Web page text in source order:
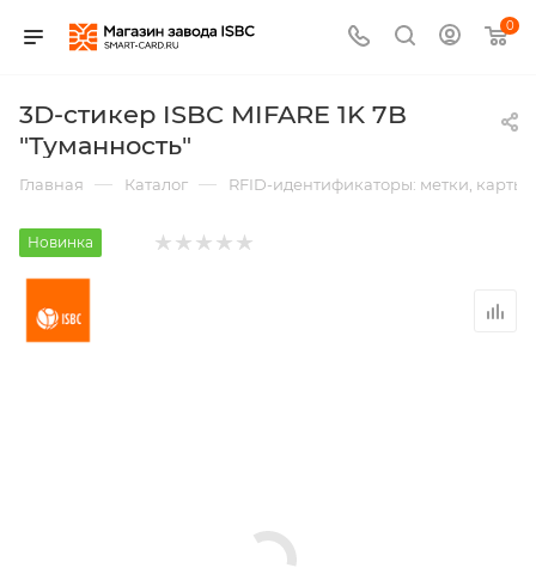
0
3D-стикер ISBC MIFARE 1K 7B
"Туманность"
Главная — Каталог — RFID-идентификаторы: метки,
Новинка